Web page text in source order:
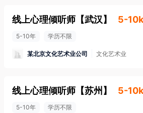
线上心理倾听师 【武汉 】 5-
5-10年 学历不限
某北京文化艺术业公司 文化艺术业
线上心理倾听师 【苏州 】 5-
5-10年 学历不限